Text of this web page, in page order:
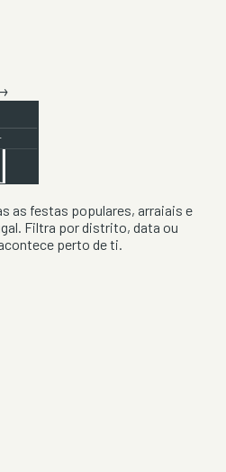
as festas populares, arraiais e
Filtra por distrito, data ou
perto de ti.